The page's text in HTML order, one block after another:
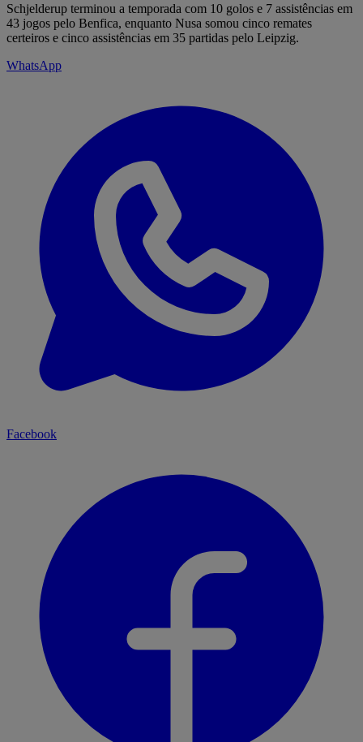
Schjelderup terminou a temporada com 10 golos e 7 assistências em
43 jogos pelo Benfica, enquanto Nusa somou cinco remates
certeiros e cinco assistências em 35 partidas pelo Leipzig.
WhatsApp
Facebook